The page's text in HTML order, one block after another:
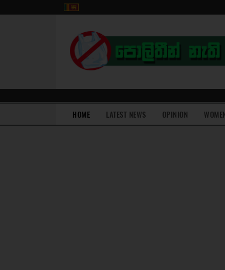
HOME(current)LATEST NEWS OPINION